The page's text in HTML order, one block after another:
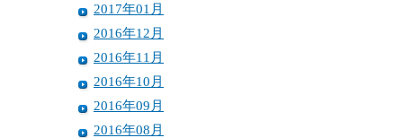
2017年01月
2016年12月
2016年11月
2016年10月
2016年09月
2016年08月